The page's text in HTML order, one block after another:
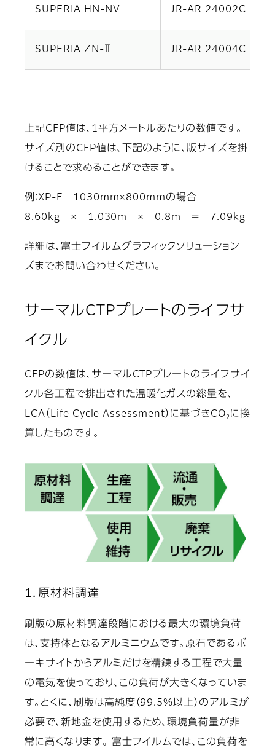
SUPERIA HN-NV JR-AR 24002C
SUPERIA ZN-Ⅱ JR-AR 24004C
上記CFP値は、1平方メートルあたりの数値です。
サイズ別のCFP値は、下記のように、版サイズを掛
けることで求めることができます。
例：XP-F 1030mm×800mmの場合
8.60kg × 1.030m × 0.8m ＝ 7.09kg
詳細は、富士フイルムグラフィックソリューション
ズまでお問い合わせください。
サーマルCTPプレートのライフサ
イクル
CFPの数値は、サーマルCTPプレートのライフサイ
クル各工程で排出された温暖化ガスの総量を、
LCA（Life Cycle Assessment）に基づきCO2 に換
算したものです。
1．原材料調達
刷版の原材料調達段階における最大の環境負荷
は、支持体となるアルミニウムです。原石であるボ
ーキサイトからアルミだけを精錬する工程で大量
の電気を使っており、この負荷が大きくなっていま
す。とくに、刷版は高純度（99.5%以上）のアルミが
必要で、新地金を使用するため、環境負荷量が非
常に高くなります。 富士フイルムでは、この負荷を